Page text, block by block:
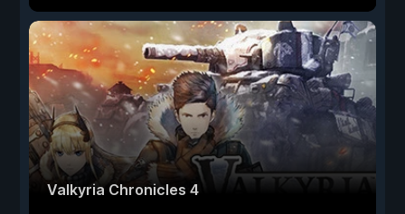
Valkyria Chronicles 4